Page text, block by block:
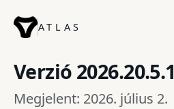
ATLAS
Verzió 2026.20.5.1
Megjelent: 2026. július 2.